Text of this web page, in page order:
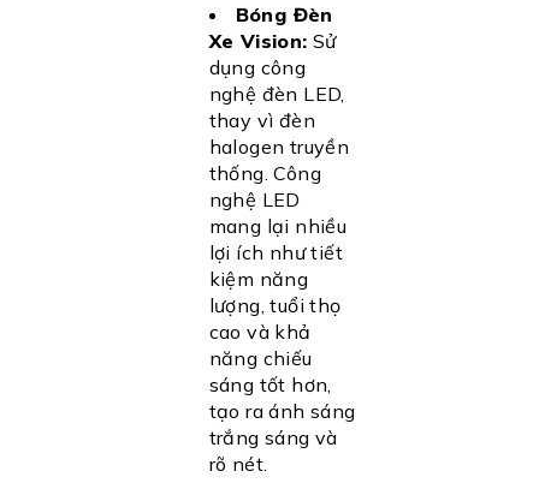
Bóng Đèn
Xe Vision: Sử
dụng công
nghệ đèn LED,
thay vì đèn
halogen truyền
thống. Công
nghệ LED
mang lại nhiều
lợi ích như tiết
kiệm năng
lượng, tuổi thọ
cao và khả
năng chiếu
sáng tốt hơn,
tạo ra ánh sáng
trắng sáng và
rõ nét.